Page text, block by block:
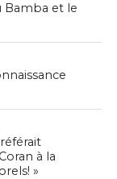
Bamba et le
à la
»